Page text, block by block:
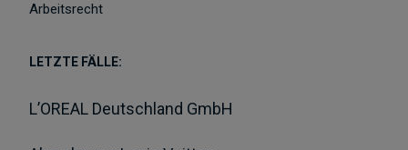
Arbeitsrecht
LETZTE FÄLLE:
L’OREAL Deutschland GmbH